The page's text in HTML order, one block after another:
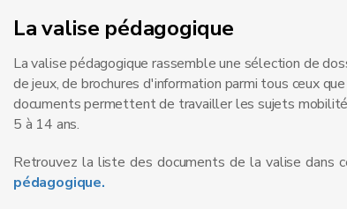
La valise pédagogique
La valise pédagogique rassemble une sélection de
de jeux, de brochures d'information parmi tous ceux
documents permettent de travailler les sujets
5 à 14 ans.
Retrouvez la liste des documents de la valise dans
pédagogique.